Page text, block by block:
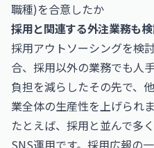
職種)を合意したか
採用と関連する外注業務も
採用アウトソーシングを検
合、採用以外の業務でも人
負担を減らしたその先で、
業全体の生産性を上げられま
たとえば、採用と並んで多
SNS運用です。採用広報の